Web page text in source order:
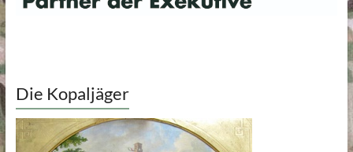
Die Kopaljäger